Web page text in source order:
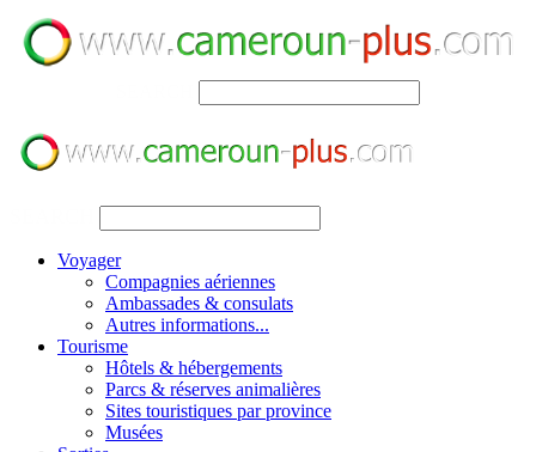
Voyager
Compagnies aériennes
Ambassades & consulats
Autres informations...
Tourisme
Hôtels & hébergements
Parcs & réserves animalières
Sites touristiques par province
Musées